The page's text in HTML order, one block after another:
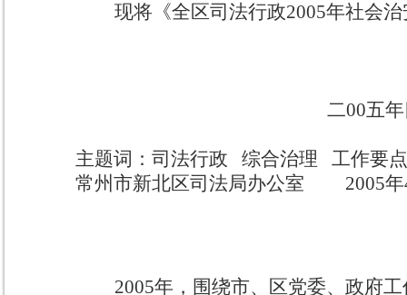
现将《全区司法行政2005年社会
二00五
主题词：司法行政 综合治理
工作要点
常州市新北区司法局办公室
2005
2005年，围绕市、区党委、政府